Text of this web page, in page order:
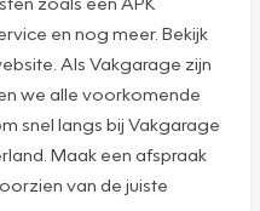
en nog meer. Bekijk
Als Vakgarage zijn
we alle voorkomende
snel langs bij Vakgarage
Maak een afspraak
van de juiste